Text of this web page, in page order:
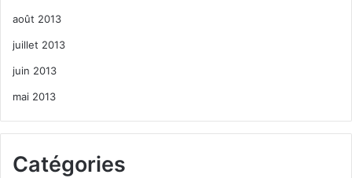
août 2013
juillet 2013
juin 2013
mai 2013
Catégories